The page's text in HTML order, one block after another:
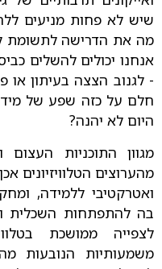
מה את הדרישה לתשומת
אנחנו יכולים להשלים
- לגנוב הצצה בעיתון או
חלם על כזה שפע של
היום לא יהנה?
מגוון התוכניות
מהערוצים הטלוויזיונים
ואטרקטיבי ללמידה,
בה להתפתחות השכלית
לצפייה ממושכת
משמעותיות הנובעות